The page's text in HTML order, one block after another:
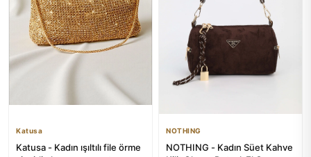
Katusa
Katusa - Kadın ışıltılı file örme
NOTHING
NOTHING - Kadın Süet Kahve